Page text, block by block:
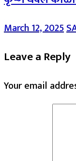
March 12, 2025
Leave a Reply
Your email